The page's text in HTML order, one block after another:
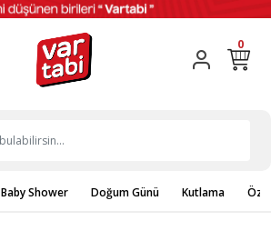
0
Baby Shower Doğum Günü Kutlama